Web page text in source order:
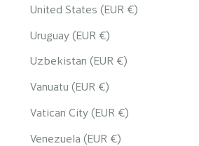
United States (EUR €)
Uruguay (EUR €)
Uzbekistan (EUR €)
Vanuatu (EUR €)
Vatican City (EUR €)
Venezuela (EUR €)